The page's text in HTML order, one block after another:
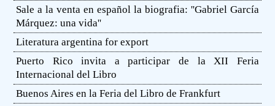
Sale a la venta en español la biografia: ''Gabriel García
Márquez: una vida''
Literatura argentina for export
Puerto Rico invita a participar de la XII Feria
Internacional del Libro
Buenos Aires en la Feria del Libro de Frankfurt